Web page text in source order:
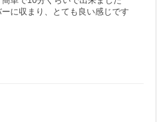
に収まり、とても良い感じです